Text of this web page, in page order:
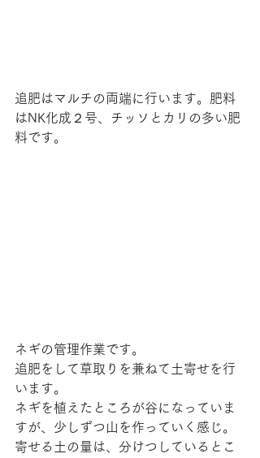
追肥はマルチの両端に行います。肥料
はNK化成２号、チッソとカリの多い肥
料です。
ネギの管理作業です。
追肥をして草取りを兼ねて土寄せを行
います。
ネギを植えたところが谷になっていま
すが、少しずつ山を作っていく感じ。
寄せる土の量は、分けつしているとこ